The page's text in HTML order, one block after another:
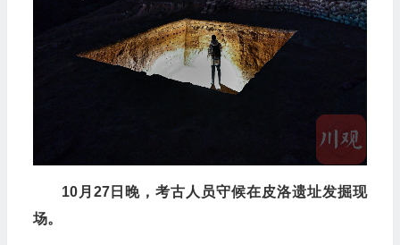
10月27日晚，考古人员守候在皮洛遗址发掘现
场。